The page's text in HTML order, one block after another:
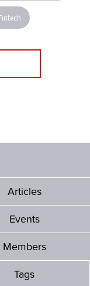
Articles
Events
Members
Tags